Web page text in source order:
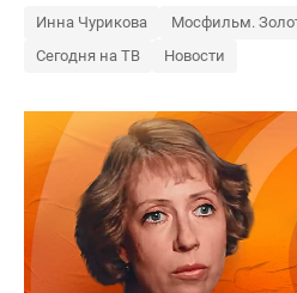
Инна Чурикова
Мосфильм.
Сегодня на ТВ
Новости